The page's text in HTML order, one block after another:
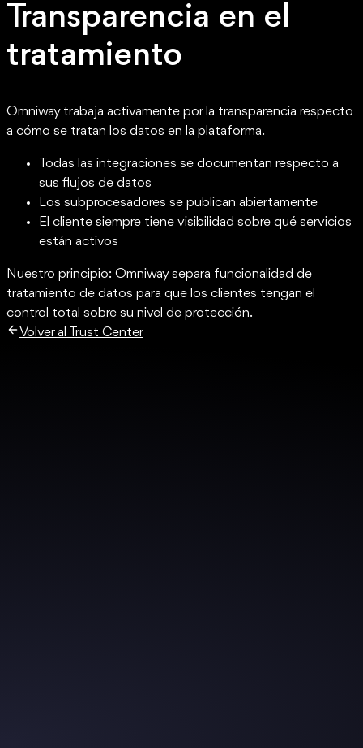
Transparencia en el
tratamiento
Omniway trabaja activamente por la transparencia respecto
a cómo se tratan los datos en la plataforma.
Todas las integraciones se documentan respecto a
sus flujos de datos
Los subprocesadores se publican abiertamente
El cliente siempre tiene visibilidad sobre qué servicios
están activos
Nuestro principio: Omniway separa funcionalidad de
tratamiento de datos para que los clientes tengan el
control total sobre su nivel de protección.
Volver al Trust Center